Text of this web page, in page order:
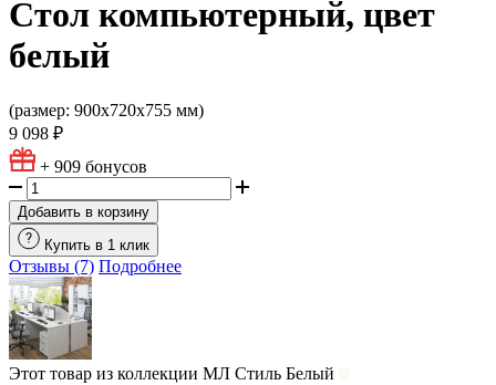
Стол компьютерный, цвет
белый
(размер: 900х720х755 мм)
9 098 ₽
+ 909 бонусов
Добавить в корзину
Купить в 1 клик
Отзывы (7) Подробнее
Этот товар из коллекции МЛ Стиль Белый